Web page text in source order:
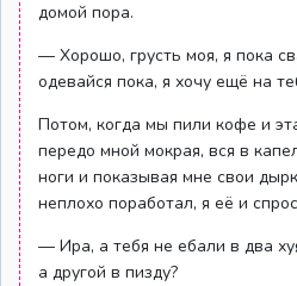
домой пора.
— Хорошо, грусть моя, я пока
одевайся пока, я хочу ещё на
Потом, когда мы пили кофе и
передо мной мокрая, вся в
ноги и показывая мне свои
неплохо поработал, я её и
— Ира, а тебя не ебали в два
а другой в пизду?